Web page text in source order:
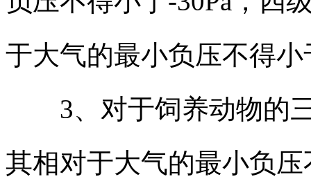
于大气的最小负压不得小
3、对于饲养动物的三
其相对于大气的最小负